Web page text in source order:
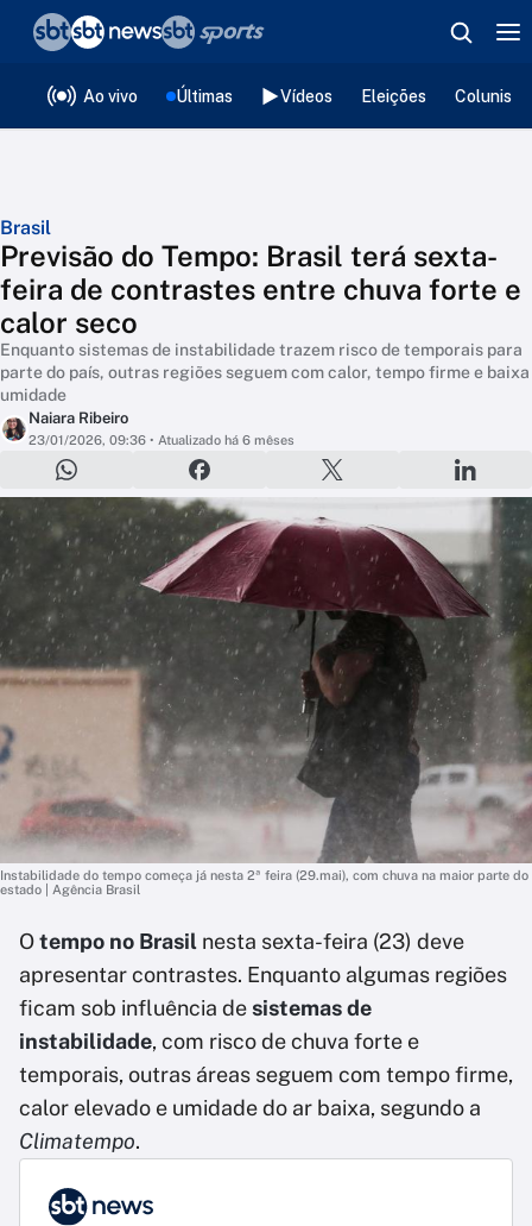
Ao vivo Últimas Vídeos Eleições
Brasil
Previsão do Tempo: Brasil terá sexta-
feira de contrastes entre chuva forte e
calor seco
Enquanto sistemas de instabilidade trazem risco de temporais para
parte do país, outras regiões seguem com calor, tempo firme e baixa
umidade
Naiara Ribeiro
23/01/2026, 09:36 • Atualizado há 6 mêses
Instabilidade do tempo começa já nesta 2ª feira (29.mai), com chuva na maior parte do
estado | Agência Brasil
Otempo no Brasil nesta sexta-feira (23) deve
apresentar contrastes. Enquanto algumas regiões
ficam sob influência desistemas de
instabilidade, com risco de chuva forte e
temporais, outras áreas seguem com tempo firme,
calor elevado e umidade do ar baixa, segundo a
Climatempo.
❮voltar
Editorias